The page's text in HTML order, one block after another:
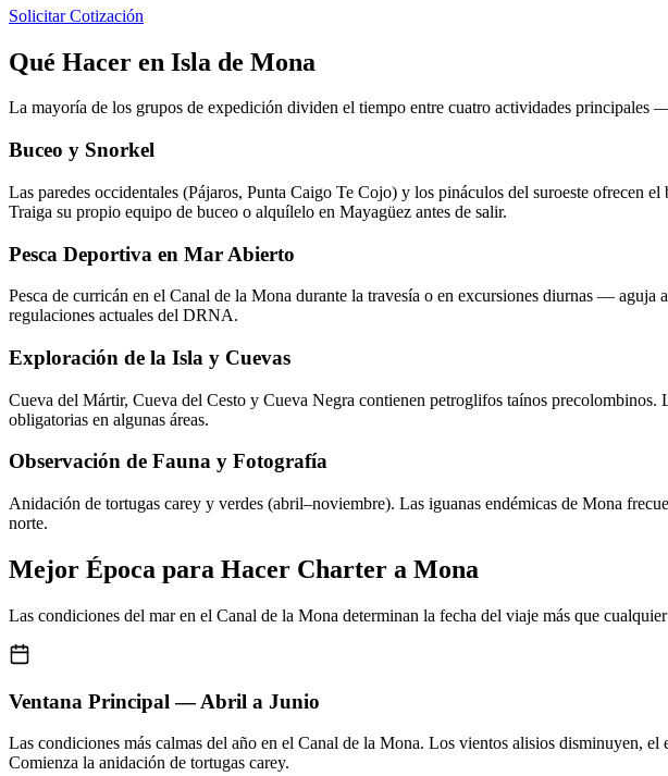
Solicitar Cotización
Qué Hacer en Isla de Mona
La mayoría de los grupos de expedición dividen el tiempo entre cuatro actividades principales
Buceo y Snorkel
Las paredes occidentales (Pájaros, Punta Caigo Te Cojo) y los pináculos del suroeste ofrecen
Traiga su propio equipo de buceo o alquílelo en Mayagüez antes de salir.
Pesca Deportiva en Mar Abierto
Pesca de curricán en el Canal de la Mona durante la travesía o en excursiones diurnas —
regulaciones actuales del DRNA.
Exploración de la Isla y Cuevas
Cueva del Mártir, Cueva del Cesto y Cueva Negra contienen petroglifos taínos precolombinos.
obligatorias en algunas áreas.
Observación de Fauna y Fotografía
Anidación de tortugas carey y verdes (abril–noviembre). Las iguanas endémicas de Mona
norte.
Mejor Época para Hacer Charter a Mona
Las condiciones del mar en el Canal de la Mona determinan la fecha del viaje más que
Ventana Principal — Abril a Junio
Las condiciones más calmas del año en el Canal de la Mona. Los vientos alisios disminuyen,
Comienza la anidación de tortugas carey.